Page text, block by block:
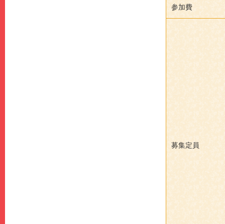
参加費
募集定員